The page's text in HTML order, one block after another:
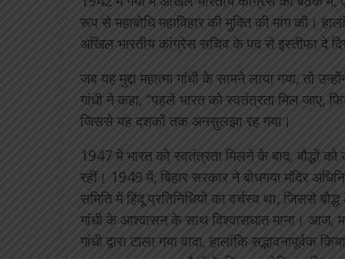
रूप से महाबोधि महाविहार की मुक्ति की मांग की।
अखिल भारतीय कांग्रेस सचिव के पद से इस्तीफा दे
जब यह मुद्दा महात्मा गांधी के सामने लाया गया, तो
गांधी ने कहा, “पहले भारत को स्वतंत्रता मिल जाए,
जिससे यह दशकों तक अनसुलझा रह गया।
1947 में भारत को स्वतंत्रता मिलने के बाद, बौद्धों को
रहीं। 1949 में, बिहार सरकार ने बोधगया मंदिर
समिति में हिंदू प्रतिनिधियों का वर्चस्व था, जिससे
गांधी के आश्वासन के साथ विश्वासघात माना। आज,
गांधी द्वारा टाला गया वादा, हालांकि